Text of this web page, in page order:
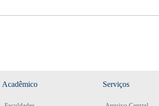
Acadêmico Serviços